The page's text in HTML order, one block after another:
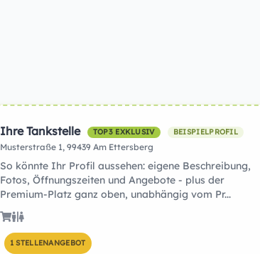
Ihre Tankstelle TOP3 EXKLUSIV BEISPIELPROFIL
Musterstraße 1, 99439 Am Ettersberg
So könnte Ihr Profil aussehen: eigene Beschreibung,
Fotos, Öffnungszeiten und Angebote - plus der
Premium-Platz ganz oben, unabhängig vom Pr...
1 STELLENANGEBOT